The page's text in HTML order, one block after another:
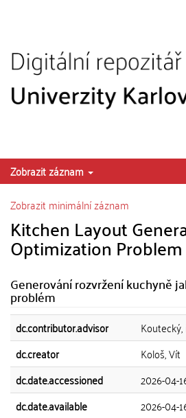
Zobrazit záznam
Zobrazit minimální záznam
Kitchen Layout
Optimization Problem
Generování rozvržení kuchyně
problém
dc.contributor.advisor
dc.creator
Kološ, Vít
dc.date.accessioned
2026-04-
dc.date.available
2026-04-